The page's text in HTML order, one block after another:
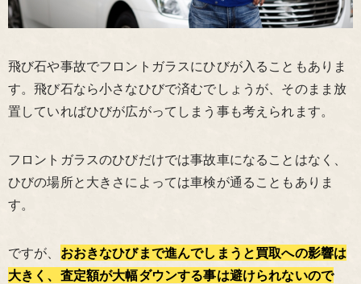
飛び石や事故でフロントガラスにひびが入ることもありま
す。飛び石なら小さなひびで済むでしょうが、そのまま放
置していればひびが広がってしまう事も考えられます。
フロントガラスのひびだけでは事故車になることはなく、
ひびの場所と大きさによっては車検が通ることもありま
す。
ですが、 おおきなひびまで進んでしまうと買取への影響は
大きく、査定額が大幅ダウンする事は避けられないので